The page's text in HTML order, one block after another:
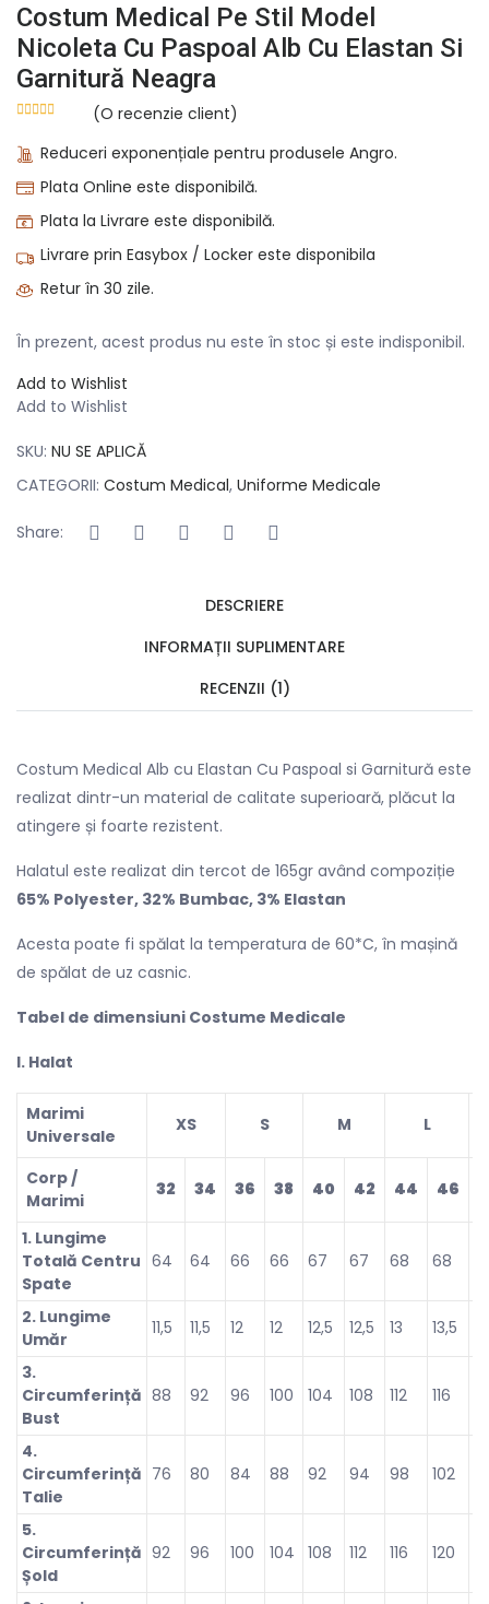
Costum Medical Pe Stil Model
Nicoleta Cu Paspoal Alb Cu Elastan Si
Garnitură Neagra
unei singure
evaluări
(O recenzie client)
Reduceri exponențiale pentru produsele Angro.
Plata Online este disponibilă.
Plata la Livrare este disponibilă.
Livrare prin Easybox / Locker este disponibila
Retur în 30 zile.
În prezent, acest produs nu este în stoc și este indisponibil.
Add to Wishlist
Add to Wishlist
SKU: NU SE APLICĂ
CATEGORII: Costum Medical, Uniforme Medicale
Share:
DESCRIERE
INFORMAȚII SUPLIMENTARE
RECENZII (1)
Costum Medical Alb cu Elastan Cu Paspoal si Garnitură este
realizat dintr-un material de calitate superioară, plăcut la
atingere și foarte rezistent.
Halatul este realizat din tercot de 165gr având compoziție
65% Polyester, 32% Bumbac, 3% Elastan
Acesta poate fi spălat la temperatura de 60*C, în mașină
de spălat de uz casnic.
Tabel de dimensiuni Costume Medicale
l. Halat
Marimi
Universale
XS S M L
Corp /
Marimi
32 34 36 38 40 42 44 46
1. Lungime
Totală Centru
Spate
64 64 66 66 67 67 68 68
2. Lungime
Umăr
11,5 11,5 12 12 12,5 12,5 13 13,5
3.
Circumferință
Bust
88 92 96 100 104 108 112 116
4.
Circumferință
Talie
76 80 84 88 92 94 98 102
5.
Circumferință
Șold
92 96 100 104 108 112 116 120